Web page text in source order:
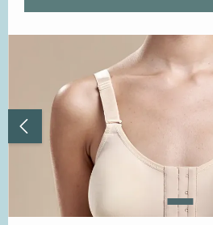
Bildergalerie überspringen